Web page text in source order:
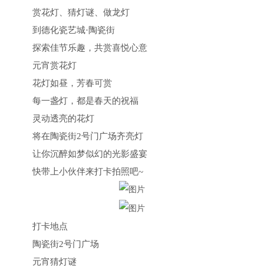
赏花灯、猜灯谜、做龙灯
到德化瓷艺城·陶瓷街
探索佳节乐趣，共赏喜悦心意
元宵赏花灯
花灯如昼，芳春可赏
每一盏灯，都是春天的祝福
灵动透亮的花灯
将在陶瓷街2号门广场齐亮灯
让你沉醉如梦似幻的光影盛宴
快带上小伙伴来打卡拍照吧~
打卡地点
陶瓷街2号门广场
元宵猜灯谜